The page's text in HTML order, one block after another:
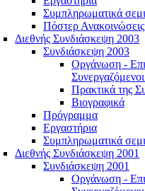
Συμπληρωματικά
Πόστερ Ανακοινώσεις
Διεθνής Συνδιάσκεψη 2003
Συνδιάσκεψη 2003
Οργάνωση -
Πρακτικά της
Βιογραφικά
Πρόγραμμα
Εργαστήρια
Συμπληρωματικά
Διεθνής Συνδιάσκεψη 2001
Συνδιάσκεψη 2001
Οργάνωση -